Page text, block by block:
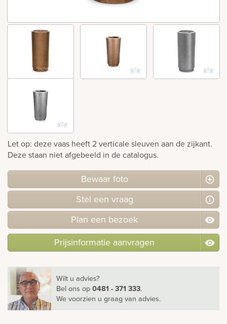
Let op: deze vaas heeft 2 verticale sleuven aan de zijkant.
Deze staan niet afgebeeld in de catalogus.
Bewaar foto
Stel een vraag
Plan een bezoek
Prijsinformatie aanvragen
Wilt u advies?
Bel ons op0481 - 371 333.
We voorzien u graag van advies.